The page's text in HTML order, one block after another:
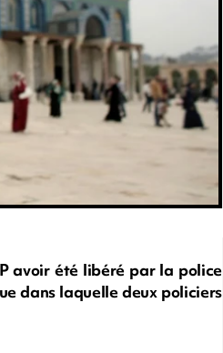
avoir été libéré par la police
dans laquelle deux policiers